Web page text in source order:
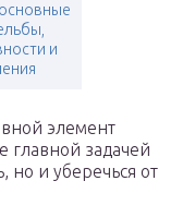
и
элемент
главной задачей
но и уберечься от